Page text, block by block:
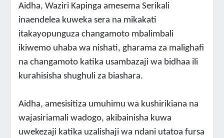
Aidha, Waziri Kapinga amesema Serikali
inaendelea kuweka sera na mikakati
itakayopunguza changamoto mbalimbali
ikiwemo uhaba wa nishati, gharama za malighafi
na changamoto katika usambazaji wa bidhaa ili
kurahisisha shughuli za biashara.
Aidha, amesisitiza umuhimu wa kushirikiana na
wajasiriamali wadogo, akibainisha kuwa
uwekezaji katika uzalishaji wa ndani utatoa fursa